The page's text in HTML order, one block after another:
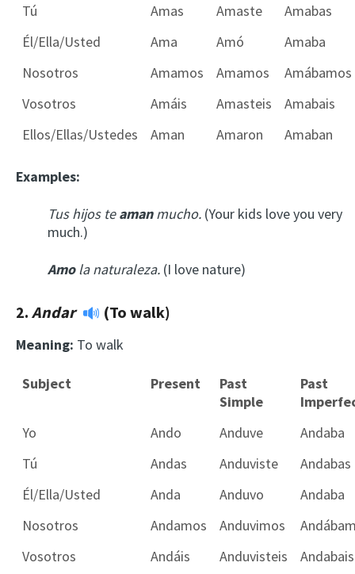
Tú
Amas Amaste
Amabas
Él/Ella/Usted
Ama Amó
Amaba
Nosotros
Amamos Amamos
Amábamos
Vosotros
Amáis Amasteis
Amabais
Ellos/Ellas/Ustedes
Aman Amaron Amaban
Examples:
Tus hijos teaman mucho. (Your kids love you very
much.)
Amola naturaleza. (I love nature)
2.Andar (To walk)
Meaning: To walk
Subject Present
Past
Simple
Past
Yo
Ando Anduve
Andaba
Tú
Andas Anduviste
Andabas
Él/Ella/Usted
Anda Anduvo
Andaba
Nosotros
Andamos Anduvimos
Vosotros
Andáis Anduvisteis
Andabais